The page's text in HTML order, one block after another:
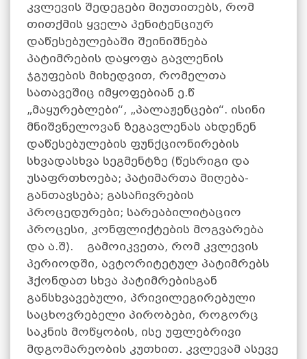
კვლევის შედეგები მიუთითებს, რომ
თითქმის ყველა პენიტენციურ
დაწესებულებაში შეინიშნება
პატიმრების დაყოფა გავლენის
ჯგუფების მიხედვით, რომელთა
სათავეშიც იმყოფებიან ე.წ
„მაყურებლები“, „პალაჟენცები“. ისინი
მნიშვნელოვან ზეგავლენას ახდენენ
დაწესებულების ფუნქციონირების
სხვადასხვა სეგმენტზე (წესრიგი და
უსაფრთხოება; პატიმართა მიღება-
განთავსება; გასაჩივრების
პროცედურები; სარეაბილიტაციო
პროცესი, კონფლიქტების მოგვარება
და ა.შ). გამოიკვეთა, რომ კვლევის
პერიოდში, ავტორიტეტულ პატიმრებს
ჰქონდათ სხვა პატიმრებისგან
განსხვავებული, პრივილეგირებული
საცხოვრებელი პირობები, როგორც
საკნის მოწყობის, ისე უფლებრივი
მდგომარეობის კუთხით. კვლევამ ასევე